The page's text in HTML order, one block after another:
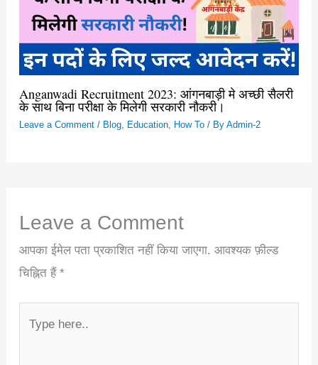
Anganwadi Recruitment 2023: आंगनबाड़ी मे अच्छी सैलरी
के साथ बिना परीक्षा के मिलेगी सरकारी नौकरी।
Leave a Comment / Blog, Education, How To/ By Admin-2
Leave a Comment
आपका ईमेल पता प्रकाशित नहीं किया जाएगा. आवश्यक फ़ील्ड
चिह्नित हैं *
here..